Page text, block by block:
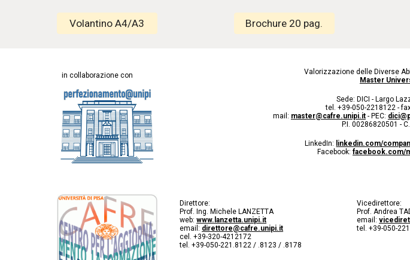
Volantino A4/A3 Brochure 20 pag.
in collaborazione con
Valorizzazione delle Diverse
Master
Sede: DICI - Largo
tel. +39-050-2218122 -
mail: master@cafre.unipi.it- PEC:
P.I. 00286820501 -
LinkedIn: linkedin.com/
Facebook: facebook.com/
Direttore:
Prof. Ing. Michele LANZETTA
web:www.lanzetta.unipi.it
email: direttore@cafre.unipi.it
cel. +39-320-4212172
tel. +39-050-221.8122 / .8123 / .8178
Vicedirettore:
Prof. Andrea
email:
tel. +39-050-